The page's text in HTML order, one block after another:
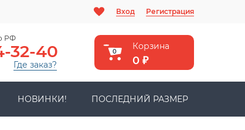
Вход Регистрация
РФ
32-40
Где заказ?
Корзина
0
0 ₽
НОВИНКИ! ПОСЛЕДНИЙ РАЗМЕР